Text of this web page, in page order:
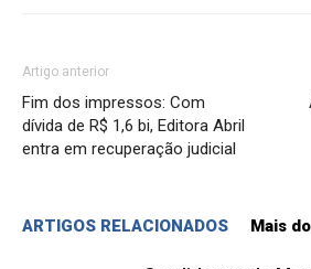
Artigo anterior
Fim dos impressos: Com
dívida de R$ 1,6 bi, Editora Abril
entra em recuperação judicial
ARTIGOS RELACIONADOS Mais